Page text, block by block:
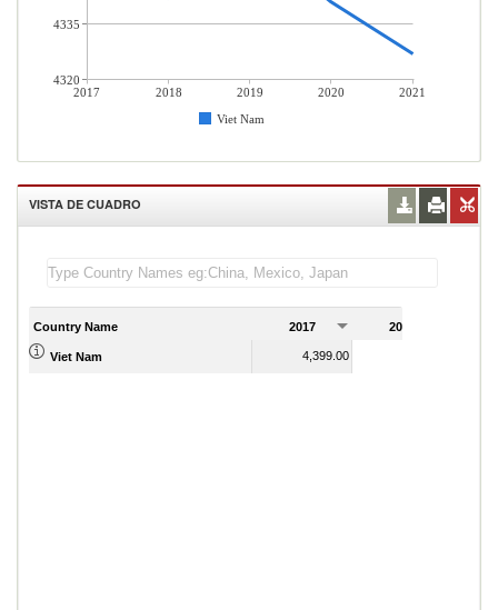
2017 2018 2019 2020
2021
Viet Nam
4335
4320
VISTA DE CUADRO
Country Name 2017 2018
Viet Nam 4,399.00